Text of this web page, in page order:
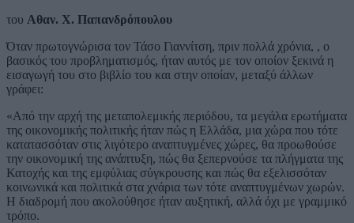
του Αθαν. Χ. Παπανδρόπουλου
Όταν πρωτογνώρισα τον Τάσο Γιαννίτση, πριν πολλά χρόνια, , ο
βασικός του προβληματισμός, ήταν αυτός με τον οποίον ξεκινά η
εισαγωγή του στο βιβλίο του και στην οποίαν, μεταξύ άλλων
γράφει:
«Από την αρχή της μεταπολεμικής περιόδου, τα μεγάλα ερωτήματα
της οικονομικής πολιτικής ήταν πώς η Ελλάδα, μια χώρα που τότε
κατατασσόταν στις λιγότερο αναπτυγμένες χώρες, θα προωθούσε
την οικονομική της ανάπτυξη, πώς θα ξεπερνούσε τα πλήγματα της
Κατοχής και της εμφύλιας σύγκρουσης και πώς θα εξελισσόταν
κοινωνικά και πολιτικά στα χνάρια των τότε αναπτυγμένων χωρών.
Η διαδρομή που ακολούθησε ήταν αυξητική, αλλά όχι με γραμμικό
τρόπο.